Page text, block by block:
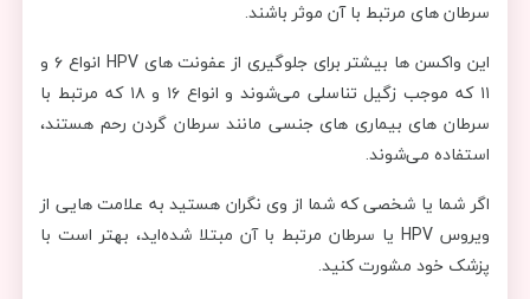
سرطان های مرتبط با آن موثر باشند.
این واکسن ها بیشتر برای جلوگیری از عفونت های HPV انواع ۶ و
۱۱ که موجب زگیل تناسلی می‌شوند و انواع ۱۶ و ۱۸ که مرتبط با
سرطان های بیماری های جنسی مانند سرطان گردن رحم هستند،
استفاده می‌شوند.
اگر شما یا شخصی که شما از وی نگران هستید به علامت هایی از
ویروس HPV یا سرطان مرتبط با آن مبتلا شده‌اید، بهتر است با
پزشک خود مشورت کنید.